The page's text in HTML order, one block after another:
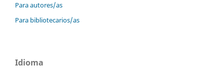
Para autores/as
Para bibliotecarios/as
Idioma